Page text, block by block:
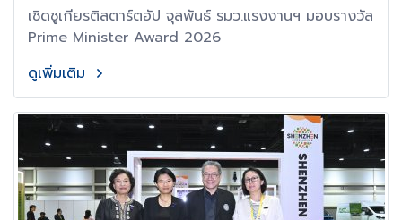
เชิดชูเกียรติสตาร์ตอัป จุลพันธ์ รมว.แรงงานฯ มอบรางวัล
Prime Minister Award 2026
ดูเพิ่มเติม